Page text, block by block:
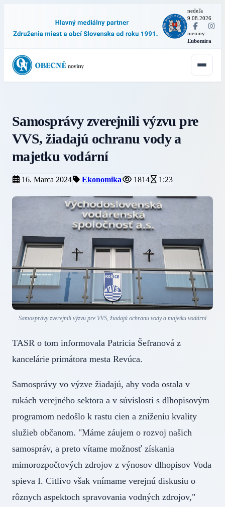
nedeľa
9.08.2026
·
meniny:
Ľubomíra
Samosprávy zverejnili výzvu pre
VVS, žiadajú ochranu vody a
majetku vodární
16. Marca 2024 Ekonomika 1814 1:23
Samosprávy zverejnili výzvu pre VVS, žiadajú ochranu vody a majetku vodární
TASR o tom informovala Patricia Šefranová z
kancelárie primátora mesta Revúca.
Samosprávy vo výzve žiadajú, aby voda ostala v
rukách verejného sektora a v súvislosti s dlhopisovým
programom nedošlo k rastu cien a zníženiu kvality
služieb občanom. "Máme záujem o rozvoj našich
samospráv, a preto vítame možnosť získania
mimorozpočtových zdrojov z výnosov dlhopisov Voda
spieva I. Citlivo však vnímame verejnú diskusiu o
rôznych aspektoch spravovania vodných zdrojov,"